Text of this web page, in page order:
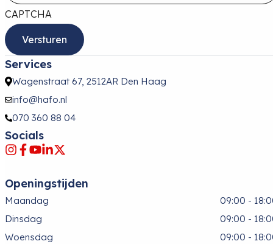
CAPTCHA
Services
Wagenstraat 67, 2512AR Den Haag
info@hafo.nl
070 360 88 04
Socials
Openingstijden
Maandag
09:00 -
Dinsdag
09:00 -
Woensdag
09:00 -